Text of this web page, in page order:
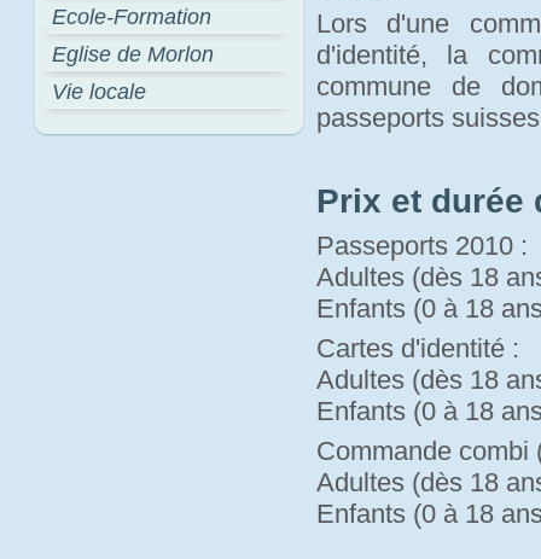
Ecole-Formation
Eglise de Morlon
Vie locale
Lors d'une
d'identité, la
commune de
passeports
Prix et durée
Passeports 2010 :
Adultes (dès 18
Enfants (0 à 18
Cartes d'identité :
Adultes (dès 18
Enfants (0 à 18
Commande combi
Adultes (dès 18
Enfants (0 à 18